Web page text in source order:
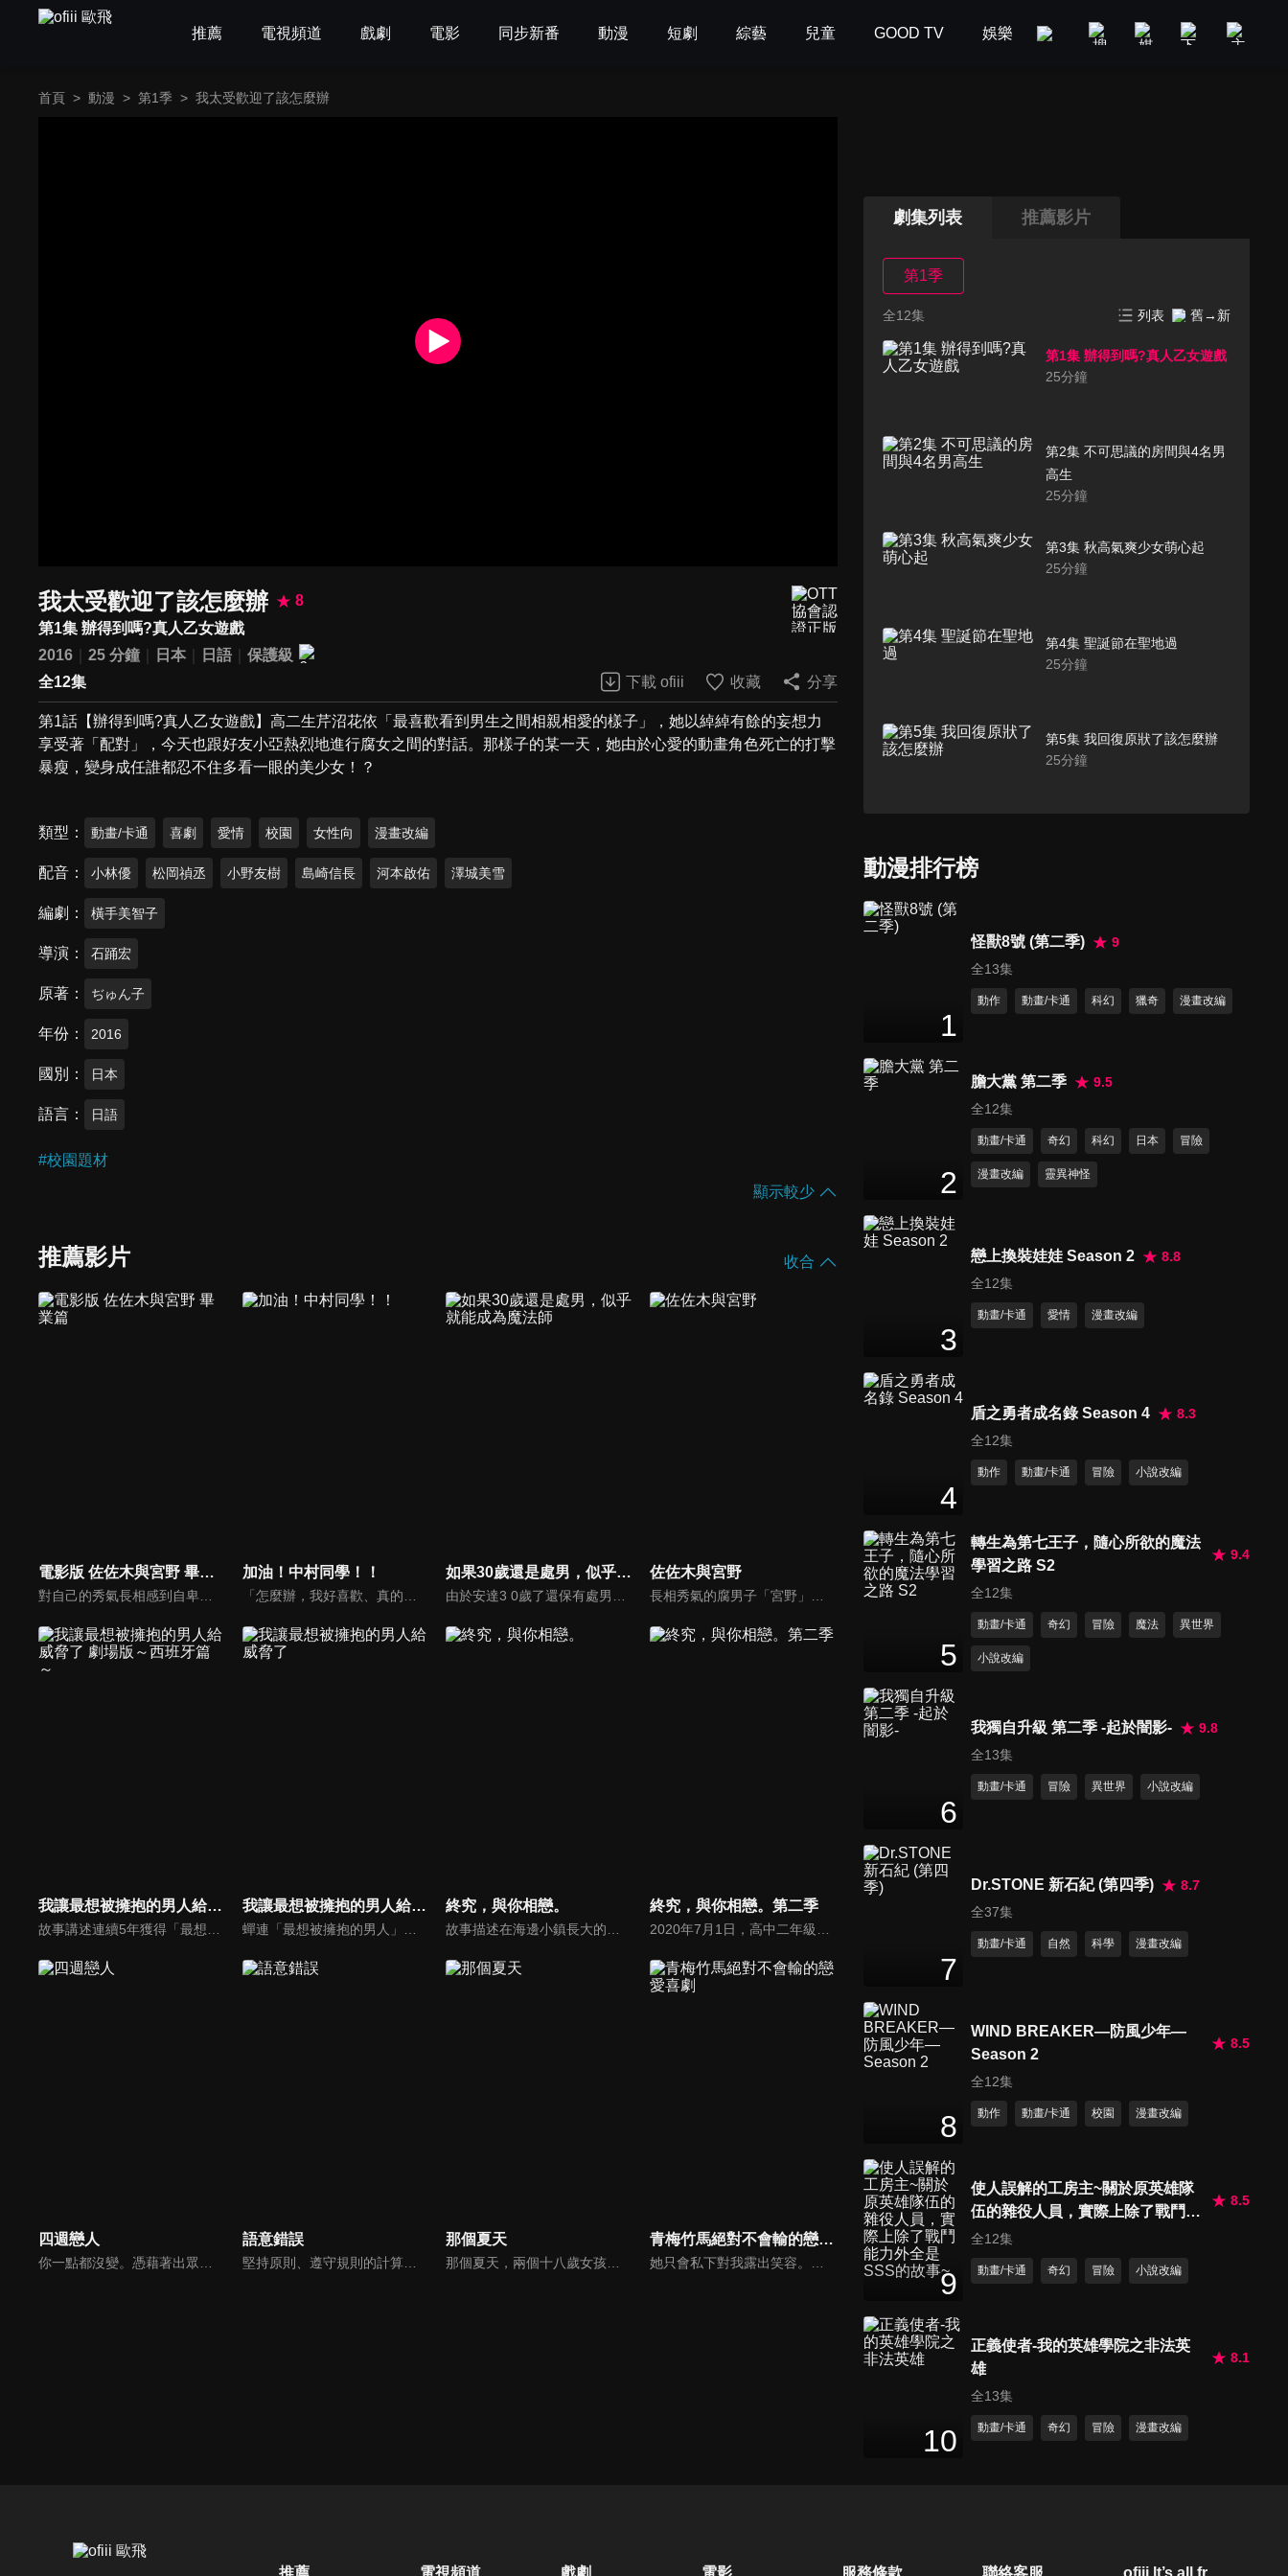
推薦 電視頻道 戲劇 電影 同步新番 動漫 短劇 綜藝 兒童 GOOD TV 娛樂 美食旅遊 新聞政論
首頁 > 動漫 > 第1季 > 我太受歡迎了該怎麼辦
我太受歡迎了該怎麼辦
8
第1集 辦得到嗎?真人乙女遊戲
2016
25 分鐘 日本 日語
保護級
全12集
下載 ofiii 收藏 分享
第1話【辦得到嗎?真人乙女遊戲】高二生芹沼花依「最喜歡看到男生之間相親相愛的樣子」，她以綽綽有餘的妄想力
享受著「配對」，今天也跟好友小亞熱烈地進行腐女之間的對話。那樣子的某一天，她由於心愛的動畫角色死亡的打擊
暴瘦，變身成任誰都忍不住多看一眼的美少女！？
類型 動畫/卡通 喜劇 愛情 校園 女性向 漫畫改編
配音 小林優 松岡禎丞 小野友樹 島崎信長 河本啟佑 澤城美雪
編劇 橫手美智子
導演 石踊宏
原著 ぢゅん子
年份 2016
國別 日本
語言 日語
#校園題材
顯示較少
推薦影片 收合
電影版 佐佐木與宮野 畢業篇 加油！中村同學！！ 如果30歲還是處男，似乎就能成為魔法師 佐佐木與宮野
我讓最想被擁抱的男人給威脅了 劇場版～西班牙篇～ 我讓最想被擁抱的男人給威脅了 終究，與你相戀。 終究，與你相戀。第二季
四週戀人
你一點都沒變。憑藉著出眾的外貌和作為系上頂尖學生的光環，第18屆經營管理系的鄭道俊，原本以為大學生活會一帆風順。然而，當他在宿舍再次遇見宋在熙時，一切都改變了。他們之間有未解的過往糾葛。「我只是自己喜歡你也不行嗎？」……」直到在熙因為道俊而摔斷手臂後，提出了一種不同於賠償的解決方式——成為他的戀人，四個星期。
語意錯誤
堅持原則、遵守規則的計算機科學專業生，秋尚宇。工程思維與藝術思維截然不同的兩人，個性毫無交集，卻不斷相遇——究竟是巧合還是命運的安排？然而不知什麼原因，儘管一切不同，他們竟然一起在製作一款手機遊戲？！那個鮮紅色的語義錯誤，張載英，打破了尚宇完美的世界！他能修復這個錯誤嗎？
那個夏天
那個夏天，兩個十八歲女孩的愛情。那時她們的身體更像是花瓣和水波。兩個女孩金伊璟和李秀怡，共享著一種不同尋常的愛，小心翼翼地避開他人的目光。隨著時間的推移，她們漸漸不再畏懼外界的評判和自身的懷疑。到了二十歲時，她們搬到了首爾——一個進入了大學，另一個則去了職業學校學習汽車機械。她們逐漸擁有了不同的日常和新的社交圈，發現了新的快樂也同時經歷了一些小小的誤解。在這一切中，情感的波動開始在她們的關係中激起漣漪。
青梅竹馬絕對不會輸的戀愛喜劇
她只會私下對我露出笑容。對方是得到芥見賞的現役女高中生作業可知白草！而且還是美少女！我丸末晴也知道身為普通高中生的自己配不上她！但是，我覺得自己應該……不，是絕對有機會！……才剛這麼覺得……就發現可知其實有男朋友!?
劇集列表 推薦影片
第1季
全12集 列表 舊→新
第1集 辦得到嗎?真人乙女遊戲
25分鐘
第2集 不可思議的房間與4名男
高生
25分鐘
第3集 秋高氣爽少女萌心起
25分鐘
第4集 聖誕節在聖地過
25分鐘
第5集 我回復原狀了該怎麼辦
25分鐘
第7集 聖地巡禮甲☆舞之旅
25分鐘
25分鐘
第11集 即刻出陣!!城guard!
第12集 我太受歡迎了該怎麼辦
動漫排行榜
1
怪獸8號 (第二季)
9
全13集
動作 動畫/卡通 科幻 獵奇 漫畫改編
2
膽大黨 第二季
9.5
全12集
動畫/卡通 奇幻 科幻 日本 冒險
漫畫改編 靈異神怪
3
戀上換裝娃娃 Season 2
8.8
全12集
動畫/卡通 愛情 漫畫改編
4
盾之勇者成名錄 Season 4
8.3
全12集
動作 動畫/卡通 冒險 小說改編
5
轉生為第七王子，隨心所欲的魔法
學習之路 S2
9.4
全12集
動畫/卡通 奇幻 冒險 魔法 異世界
小說改編
6
我獨自升級 第二季 -起於闇影-
9.8
全13集
動畫/卡通 冒險 異世界 小說改編
7
Dr.STONE 新石紀 (第四季)
8.7
全37集
動畫/卡通 自然 科學 漫畫改編
8
WIND BREAKER—防風少年—
Season 2
8.5
全12集
動作 動畫/卡通 校園 漫畫改編
9
使人誤解的工房主~關於原英雄隊
伍的雜役人員，實際上除了戰鬥能
力外全是SSS的故事~
8.5
全12集
動畫/卡通 奇幻 冒險 小說改編
10
正義使者-我的英雄學院之非法英
雄
8.1
全13集
動畫/卡通 奇幻 冒險 漫畫改編
推薦 電視頻道 戲劇 電影 服務條款 聯絡客服